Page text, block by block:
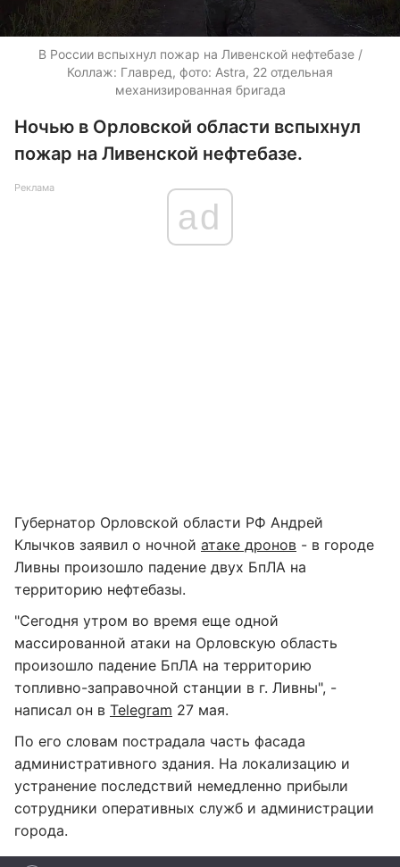
В России вспыхнул пожар на Ливенской нефтебазе /
Коллаж: Главред, фото: Astra, 22 отдельная
механизированная бригада
Ночью в Орловской области вспыхнул
пожар на Ливенской нефтебазе.
Реклама
ad
Губернатор Орловской области РФ Андрей
Клычков заявил о ночной атаке дронов - в городе
Ливны произошло падение двух БпЛА на
территорию нефтебазы.
"Сегодня утром во время еще одной
массированной атаки на Орловскую область
произошло падение БпЛА на территорию
топливно-заправочной станции в г. Ливны", -
написал он в Telegram 27 мая.
По его словам пострадала часть фасада
административного здания. На локализацию и
устранение последствий немедленно прибыли
сотрудники оперативных служб и администрации
города.